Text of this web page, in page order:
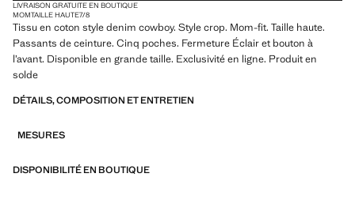
LIVRAISON GRATUITE EN BOUTIQUE
MOMTAILLE HAUTE7/8
Tissu en coton style denim cowboy. Style crop. Mom-fit. Taille haute.
Passants de ceinture. Cinq poches. Fermeture Éclair et bouton à
l’avant. Disponible en grande taille. Exclusivité en ligne. Produit en
solde
DÉTAILS, COMPOSITION ET ENTRETIEN
MESURES
DISPONIBILITÉ EN BOUTIQUE